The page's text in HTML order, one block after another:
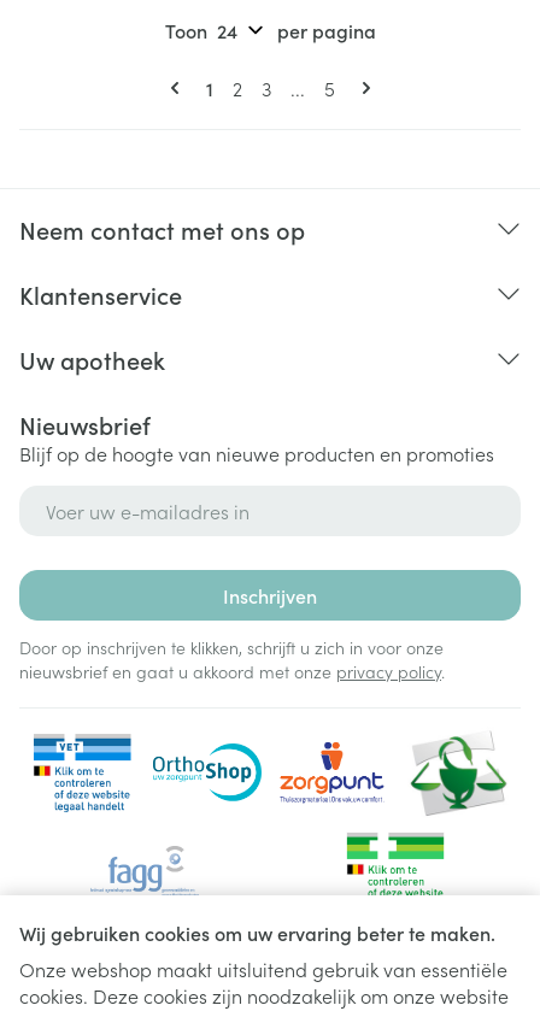
Wij gebruiken cookies om uw ervaring beter te maken.
Onze webshop maakt uitsluitend gebruik van essentiële
cookies. Deze cookies zijn noodzakelijk om onze website
Pagina's
U lees momenteel pagina
1 Pagina
2 Pagina
3 ... Pagina
5
Toon per pagina
Neem contact met ons op
Klantenservice
Uw apotheek
Nieuwsbrief
Blijf op de hoogte van nieuwe producten en promoties
Inschrijven
Door op inschrijven te klikken, schrijft u zich in voor onze
nieuwsbrief en gaat u akkoord met onze privacy policy.
Juridische links